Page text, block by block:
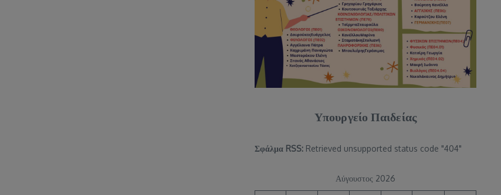
Υπουργείο Παιδείας
Σφάλμα RSS: Retrieved unsupported status code "404"
Αύγουστος 2026